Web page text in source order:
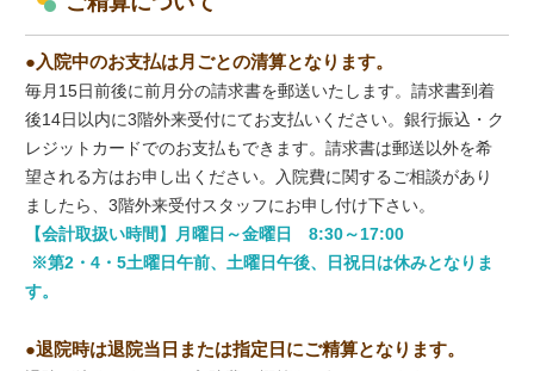
入院中のお支払は月ごとの清算となります。
毎月15日前後に前月分の請求書を郵送いたします。請求書到着
後14日以内に3階外来受付にてお支払いください。銀行振込・ク
レジットカードでのお支払もできます。請求書は郵送以外を希
望される方はお申し出ください。入院費に関するご相談があり
ましたら、3階外来受付スタッフにお申し付け下さい。
【会計取扱い時間】月曜日～金曜日 8:30～17:00
※第2・4・5土曜日午前、土曜日午後、日祝日は休みとなりま
す。
退院時は退院当日または指定日にご精算となります。